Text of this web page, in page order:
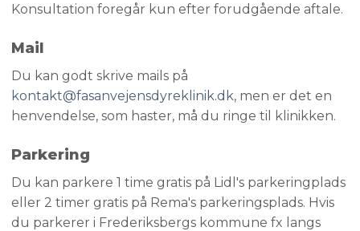
Konsultation foregår kun efter forudgående aftale.
Mail
Du kan godt skrive mails på
kontakt@fasanvejensdyreklinik.dk, men er det en
henvendelse, som haster, må du ringe til klinikken.
Parkering​
​Du kan parkere 1 time gratis på Lidl's parkeringplads
eller 2 timer gratis på Rema's parkeringsplads. Hvis
du parkerer i Frederiksbergs kommune fx langs